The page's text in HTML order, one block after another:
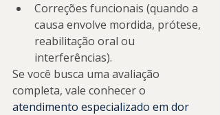
Correções funcionais (quando a
causa envolve mordida, prótese,
reabilitação oral ou
interferências).
Se você busca uma avaliação
completa, vale conhecer o
atendimento especializado em dor